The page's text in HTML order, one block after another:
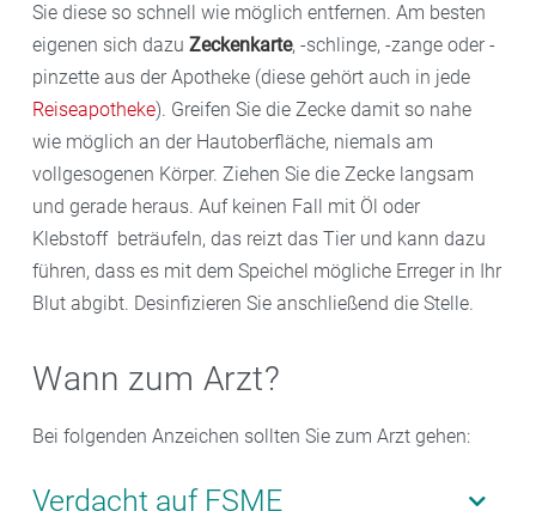
Sie diese so schnell wie möglich entfernen. Am besten
eigenen sich dazu Zeckenkarte, -schlinge, -zange oder -
pinzette aus der Apotheke (diese gehört auch in jede
Reiseapotheke). Greifen Sie die Zecke damit so nahe
wie möglich an der Hautoberfläche, niemals am
vollgesogenen Körper. Ziehen Sie die Zecke langsam
und gerade heraus. Auf keinen Fall mit Öl oder
Klebstoff beträufeln, das reizt das Tier und kann dazu
führen, dass es mit dem Speichel mögliche Erreger in Ihr
Blut abgibt. Desinfizieren Sie anschließend die Stelle.
Wann zum Arzt?
Bei folgenden Anzeichen sollten Sie zum Arzt gehen:
Verdacht auf FSME